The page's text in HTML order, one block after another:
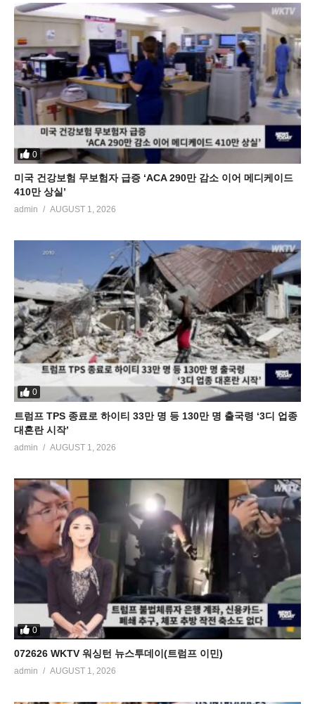
0
미국 건강보험 무보험자 급증 ‘ACA 290만 감소 이어 메디케이드
410만 상실’
admin AUGUST 1, 2026
0
트럼프 TPS 종료로 하이티 33만 명 등 130만 명 출국령 ‘3디 업종
대혼란 시작’
admin AUGUST 1, 2026
0
072626 WKTV 워싱턴 뉴스투데이(트럼프 이민)
admin AUGUST 1, 2026